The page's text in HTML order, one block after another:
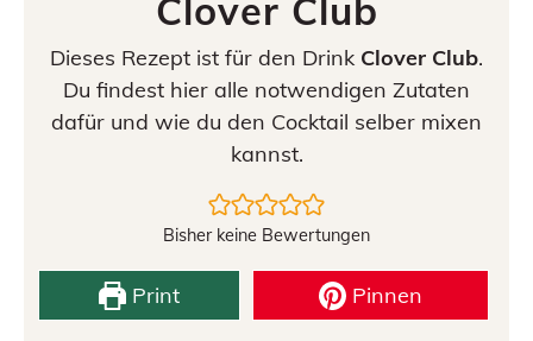
Clover Club
Dieses Rezept ist für den Drink Clover Club.
Du findest hier alle notwendigen Zutaten
dafür und wie du den Cocktail selber mixen
kannst.
Bisher keine Bewertungen
Print Pinnen